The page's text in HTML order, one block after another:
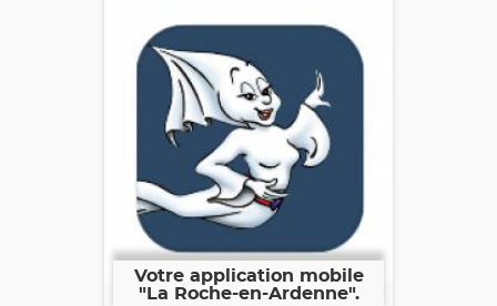
Votre application mobile
"La Roche-en-Ardenne".